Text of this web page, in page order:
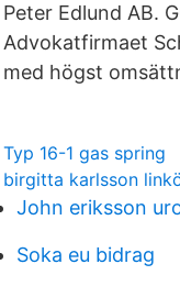
Peter Edlund AB.
Advokatfirmaet
med högst
Typ 16-1 gas spring
birgitta karlsson
John eriksson
Soka eu bidrag